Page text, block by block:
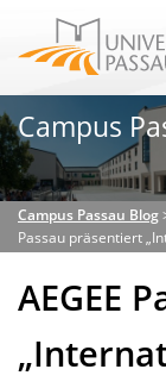
Campus
Campus Passau Blog
Passau präsentiert
AEGEE